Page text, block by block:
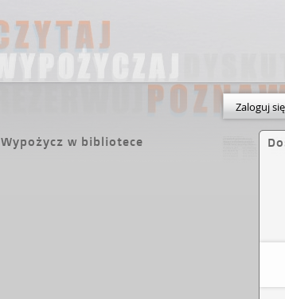
Zaloguj
Wypożycz w bibliotece